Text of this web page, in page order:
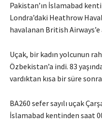
Pakistan’ın İslamabad
Londra’daki Heathrow
havalanan British
Uçak, bir kadın yolcunun
Özbekistan’a indi. 83
vardıktan kısa bir süre
BA260 sefer sayılı uçak
İslamabad kentinden saat